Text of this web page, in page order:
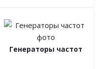
Генераторы частот